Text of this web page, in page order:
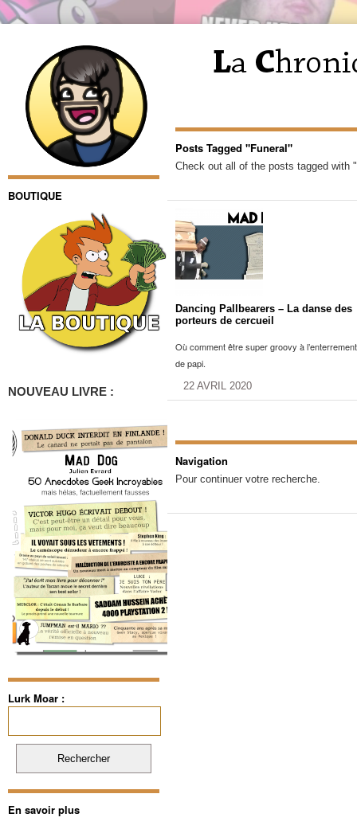
BOUTIQUE
NOUVEAU LIVRE :
Lurk Moar :
En savoir plus
Posts Tagged "Funeral"
Check out all of the posts tagged with
Dancing Pallbearers – La danse des
porteurs de cercueil
Où comment être super groovy à l’enterrement
de papi.
22 AVRIL 2020
Navigation
Pour continuer votre recherche.